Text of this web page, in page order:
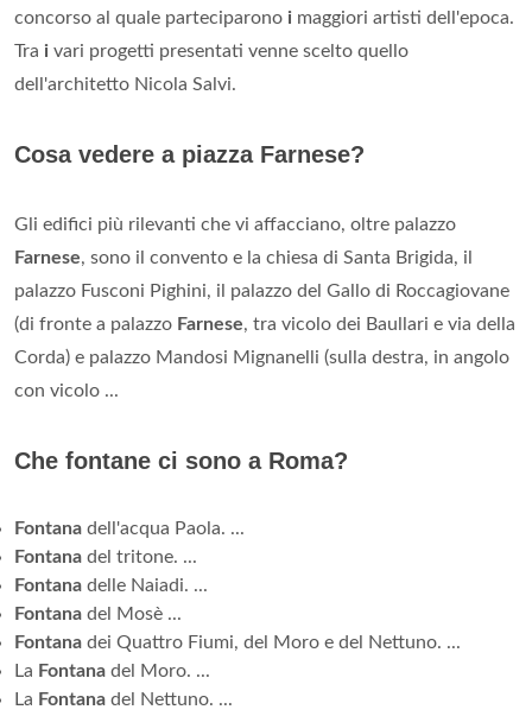
concorso al quale parteciparono i maggiori artisti dell'epoca.
Tra i vari progetti presentati venne scelto quello
dell'architetto Nicola Salvi.
Cosa vedere a piazza Farnese?
Gli edifici più rilevanti che vi affacciano, oltre palazzo
Farnese, sono il convento e la chiesa di Santa Brigida, il
palazzo Fusconi Pighini, il palazzo del Gallo di Roccagiovane
(di fronte a palazzo Farnese, tra vicolo dei Baullari e via della
Corda) e palazzo Mandosi Mignanelli (sulla destra, in angolo
con vicolo ...
Che fontane ci sono a Roma?
Fontana dell'acqua Paola. ...
Fontana del tritone. ...
Fontana delle Naiadi. ...
Fontana del Mosè ...
Fontana dei Quattro Fiumi, del Moro e del Nettuno. ...
La Fontana del Moro. ...
La Fontana del Nettuno. ...